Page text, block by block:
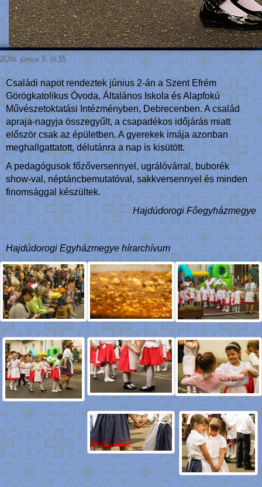
2016. június 3. 16:35
Családi napot rendeztek június 2-án a Szent Efrém
Görögkatolikus Óvoda, Általános Iskola és Alapfokú
Művészetoktatási Intézményben, Debrecenben. A család
apraja-nagyja összegyűlt, a csapadékos időjárás miatt
először csak az épületben. A gyerekek imája azonban
meghallgattatott, délutánra a nap is kisütött.
A pedagógusok főzőversennyel, ugrálóvárral, buborék
show-val, néptáncbemutatóval, sakkversennyel és minden
finomsággal készültek.
Hajdúdorogi Főegyházmegye
Hajdúdorogi Egyházmegye hírarchívum